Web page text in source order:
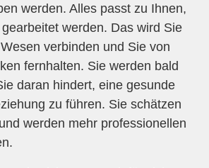
werden. Alles passt zu Ihnen,
werden. Das wird Sie
verbinden und Sie von
fernhalten. Sie werden bald
daran hindert, eine gesunde
zu führen. Sie schätzen
werden mehr professionellen